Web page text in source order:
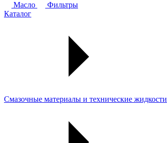
Масло
Фильтры
Каталог
Смазочные материалы и технические жидкости